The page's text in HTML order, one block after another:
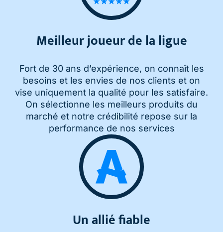
Meilleur joueur de la ligue
Fort de 30 ans d’expérience, on connaît les
besoins et les envies de nos clients et on
vise uniquement la qualité pour les satisfaire.
On sélectionne les meilleurs produits du
marché et notre crédibilité repose sur la
performance de nos services
Un allié fiable